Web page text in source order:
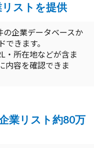
ストを提供
企業データベースか
きます。
・所在地などが含ま
内容を確認できま
業リスト約80万